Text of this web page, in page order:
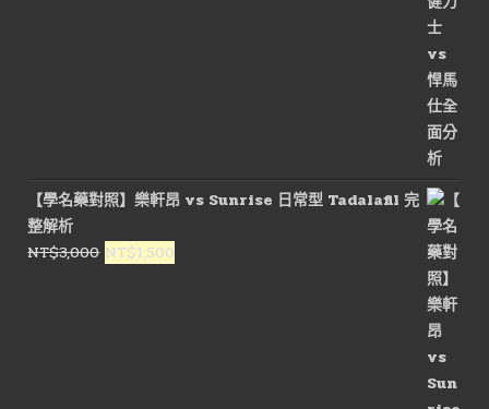
【學名藥對照】樂軒昂 vs Sunrise 日常型 Tadalafil 完
整解析
NT$3,000 原
NT$1,500